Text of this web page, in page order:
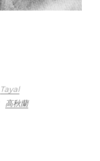
Tayal
高秋蘭